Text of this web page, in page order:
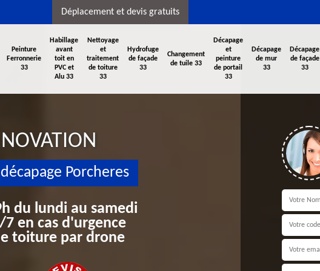
Déplacement et devis gratuits
Peinture
Ferronnerie
33
Habillage
avant
toit en
PVC et
Alu 33
Nettoyage
et
traitement
de toiture
33
Hydrofuge
de façade
33
Changement
de tuile 33
Décapage
et
peinture
de portail
33
Décapage
de mur
33
Décapage
de façade
33
Porcheres
du lundi au samedi
en cas d'urgence
toiture par drone